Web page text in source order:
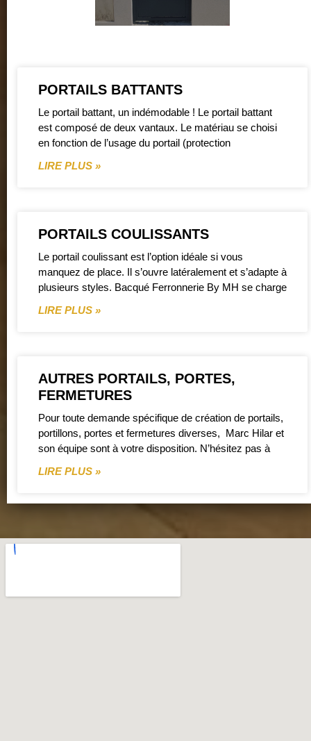
PORTAILS BATTANTS
Le portail battant, un indémodable ! Le portail battant
est composé de deux vantaux. Le matériau se choisi
en fonction de l’usage du portail (protection
LIRE PLUS »
PORTAILS COULISSANTS
Le portail coulissant est l’option idéale si vous
manquez de place. Il s’ouvre latéralement et s’adapte à
plusieurs styles. Bacqué Ferronnerie By MH se charge
LIRE PLUS »
AUTRES PORTAILS, PORTES,
FERMETURES
Pour toute demande spécifique de création de portails,
portillons, portes et fermetures diverses, Marc Hilar et
son équipe sont à votre disposition. N’hésitez pas à
LIRE PLUS »